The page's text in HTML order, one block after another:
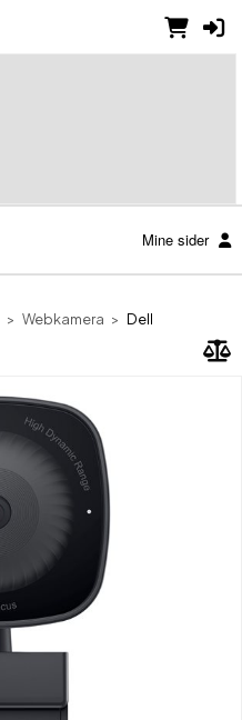
Mine sider
Webkamera Dell